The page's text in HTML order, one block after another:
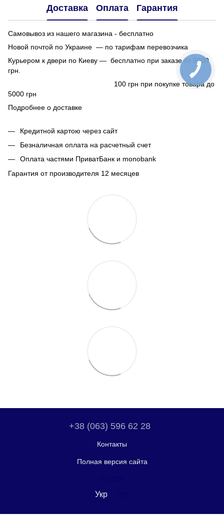
Доставка Оплата Гарантия
Самовывоз из нашего магазина - бесплатно
Новой почтой по Украине — по тарифам перевозчика
Курьером к двери по Киеву — бесплатно при заказе от 5000
грн.
100 грн при покупке товара до
5000 грн
Подробнее о доставке
Кредитной картою через сайт
Безналичная оплата на расчетный счет
Оплата частями ПриватБанк и monobank
Гарантия от производителя 12 месяцев
+38 (063) 596 62 28
Контакты
Полная версия сайта
Укр